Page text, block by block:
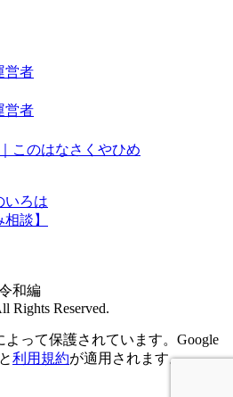
者
者
ろは
談】
和編
Rights Reserved.
って保護されています。Google
と利用規約が適用されます。